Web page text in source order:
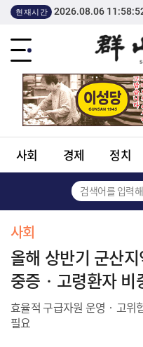
현재시간 2026.08.06
사회 경제 정치
사회
올해 상반기 군산
중증‧고령환자 비
효율적 구급자원 운영‧고위
필요